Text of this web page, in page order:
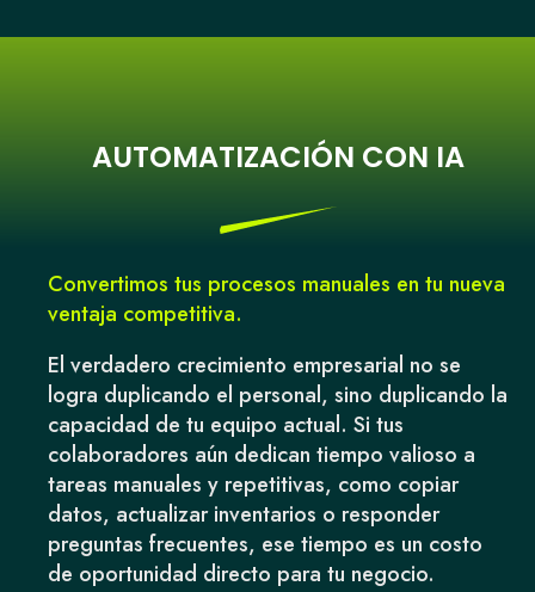
AUTOMATIZACIÓN CON IA
Convertimos tus procesos manuales en tu nueva
ventaja competitiva.
El verdadero crecimiento empresarial no se
logra duplicando el personal, sino duplicando la
capacidad de tu equipo actual. Si tus
colaboradores aún dedican tiempo valioso a
tareas manuales y repetitivas, como copiar
datos, actualizar inventarios o responder
preguntas frecuentes, ese tiempo es un costo
de oportunidad directo para tu negocio.